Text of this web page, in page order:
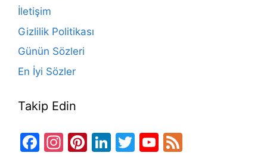
k
İletişim
Gizlilik Politikası
Günün Sözleri
En İyi Sözler
Takip Edin
Facebook
Instagram
Pinterest
LinkedIn
TwitterYouTube